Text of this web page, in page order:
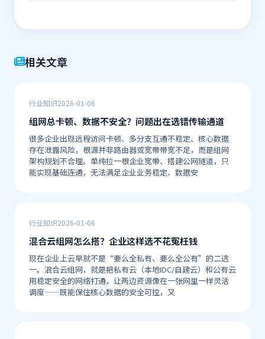
相关文章
行业知识2026-01-06
组网总卡顿、数据不安全？问题出在选错传输通道
很多企业出现远程访问卡顿、多分支互通不稳定、核心数据
存在泄露风险，根源并非路由器或宽带带宽不足，而是组网
架构规划不合理。单纯拉一根企业宽带、搭建公网隧道，只
能实现基础连通，无法满足企业业务稳定、数据安
行业知识2026-01-06
混合云组网怎么搭？企业这样选不花冤枉钱
现在企业上云早就不是“要么全私有、要么全公有”的二选
一。混合云组网，就是把私有云（本地IDC/自建云）和公有云
用稳定安全的网络打通，让两边资源像在一张网里一样灵活
调度——既能保住核心数据的安全可控，又